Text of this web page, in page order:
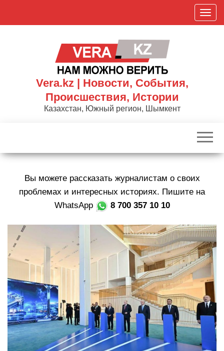
П
о
к
р
в
и
г
а
ц
и
ю
Vera.kz | Новости, События,
Происшествия, Истории
Казахстан, Южный регион, Шымкент
Вы можете рассказать журналистам о своих
проблемах и интересных историях. Пишите на
WhatsApp
8 700 357 10 10